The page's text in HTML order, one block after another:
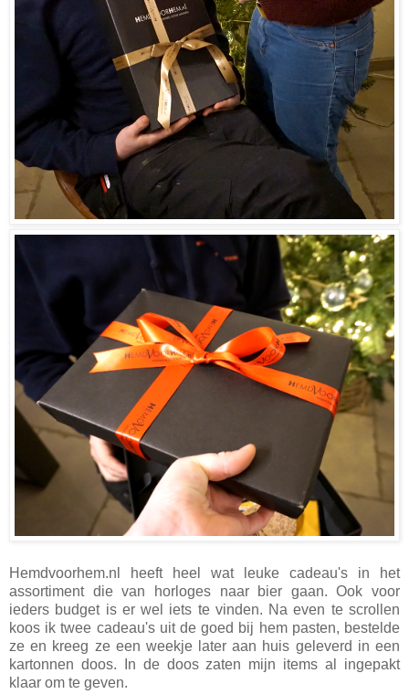
Hemdvoorhem.nl heeft heel wat leuke cadeau's in het
assortiment die van horloges naar bier gaan. Ook voor
ieders budget is er wel iets te vinden. Na even te scrollen
koos ik twee cadeau's uit de goed bij hem pasten, bestelde
ze en kreeg ze een weekje later aan huis geleverd in een
kartonnen doos. In de doos zaten mijn items al ingepakt
klaar om te geven.